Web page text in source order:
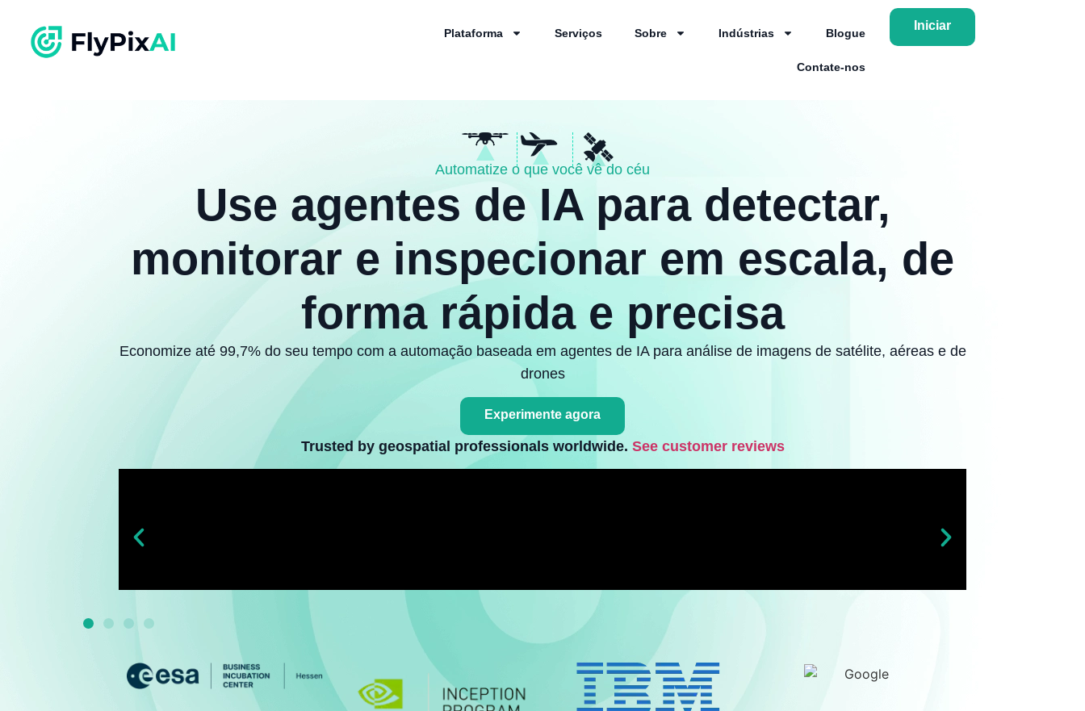
Plataforma Serviços Sobre Indústrias Blogue
Contate-nos
Iniciar
Automatize o que você vê do céu
Use agentes de IA para detectar,
monitorar e inspecionar em escala, de
forma rápida e precisa
Economize até 99,7% do seu tempo com a automação baseada em agentes de IA para análise de imagens de satélite, aéreas e de
drones
Experimente agora
Trusted by geospatial professionals worldwide. See customer reviews